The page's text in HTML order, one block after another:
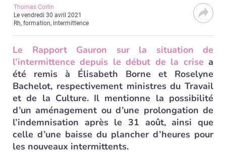
Thomas Corlin
Levendredi 30 avril 2021
Rh, formation, intermittence
Le Rapport Gauron sur la situation de
l’intermittence depuis le début de la crise a
été remis à Élisabeth Borne et Roselyne
Bachelot, respectivement ministres du Travail
et de la Culture. Il mentionne la possibilité
d’un aménagement ou d’une prolongation de
l’indemnisation après le 31 août, ainsi que
celle d’une baisse du plancher d’heures pour
les nouveaux intermittents.